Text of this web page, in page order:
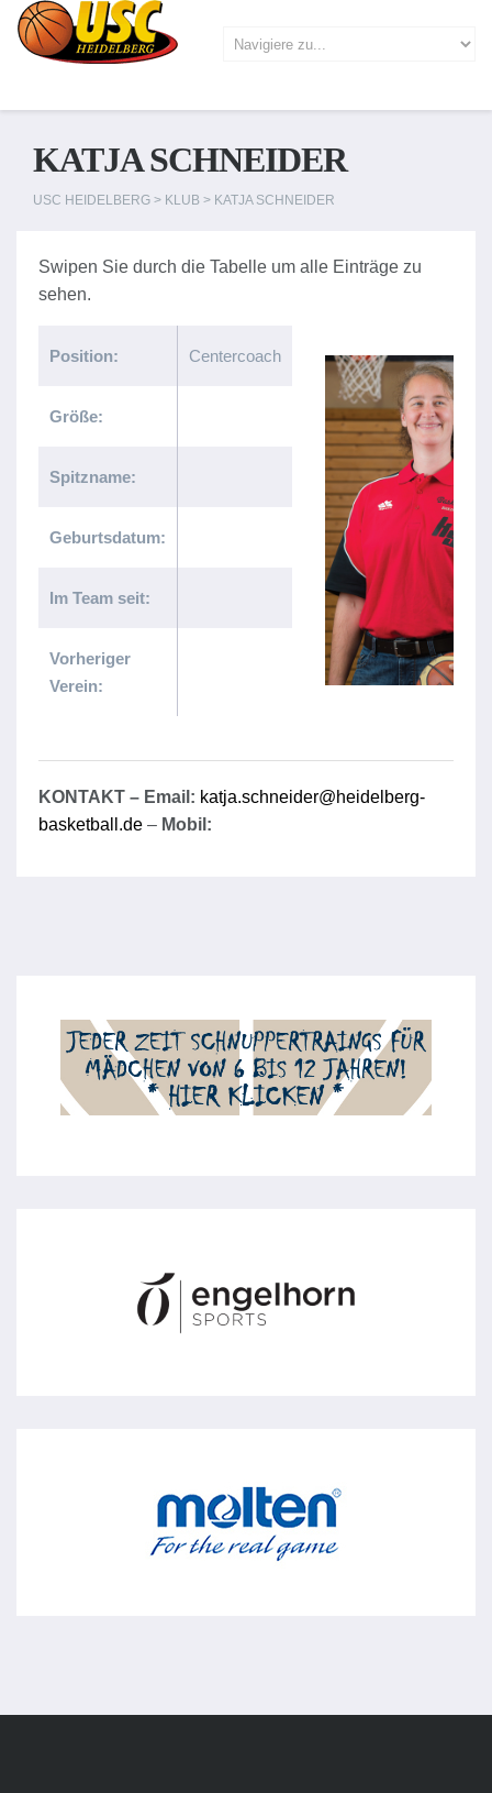
KATJA SCHNEIDER
USC HEIDELBERG > KLUB > KATJA SCHNEIDER
Position: Centercoach
Größe:
Spitzname:
Geburtsdatum:
Im Team seit:
Vorheriger
Verein:
KONTAKT – Email: katja.schneider@heidelberg-
basketball.de – Mobil: